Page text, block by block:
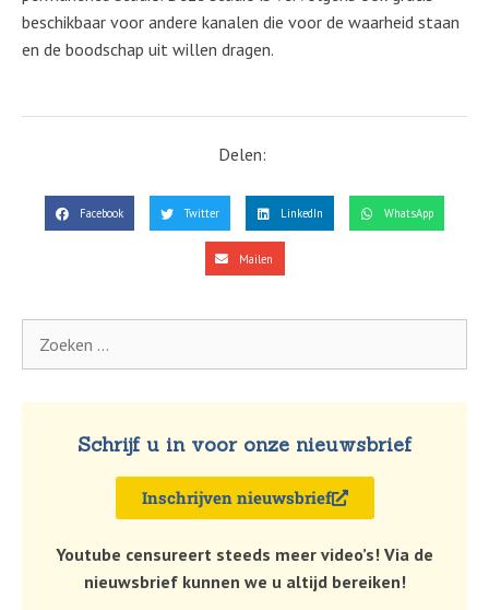
beschikbaar voor andere kanalen die voor de waarheid staan
en de boodschap uit willen dragen.
Delen:
Facebook Twitter LinkedIn WhatsApp
Mailen
Schrijf u in voor onze nieuwsbrief
Inschrijven nieuwsbrief
Youtube censureert steeds meer video’s! Via de
nieuwsbrief kunnen we u altijd bereiken!